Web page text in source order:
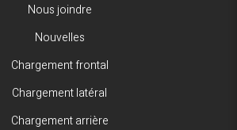
Nous joindre
Nouvelles
Chargement frontal
Chargement latéral
Chargement arrière